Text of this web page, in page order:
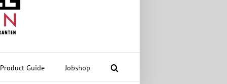
Product Guide Jobshop